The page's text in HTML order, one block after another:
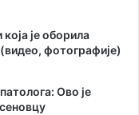
је оборила
фотографије)
Ово је